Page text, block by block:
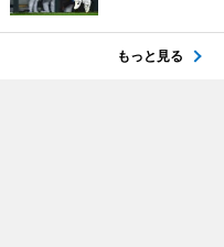
もっと見る